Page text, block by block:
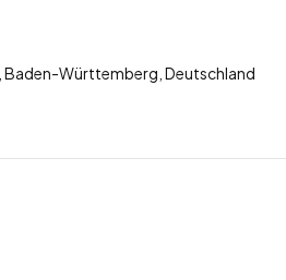
Baden-Württemberg, Deutschland